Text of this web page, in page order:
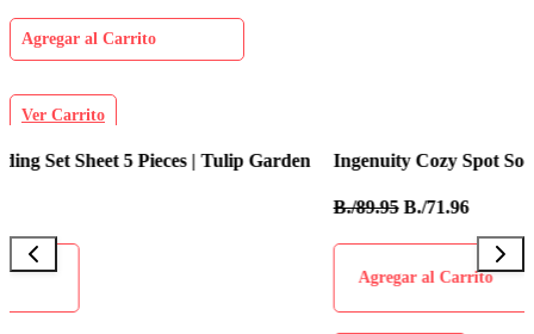
Agregar al Carrito
Ver Carrito
Ingenuity Cozy Spot Soothing Bouncer
Agregar al Carrito